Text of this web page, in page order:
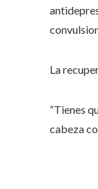
La
“Tienes
cabeza